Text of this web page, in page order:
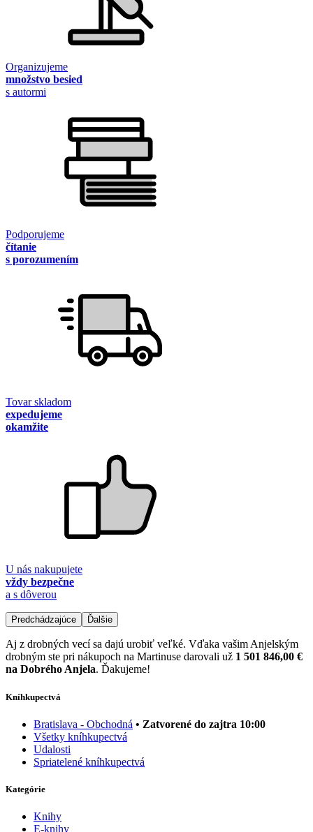
Organizujeme
množstvo besied
s autormi
Podporujeme
čítanie
s porozumením
Tovar skladom
expedujeme
okamžite
U nás nakupujete
vždy bezpečne
a s dôverou
Predchádzajúce Ďalšie
Aj z drobných vecí sa dajú urobiť veľké. Vďaka vašim Anjelským
drobným ste pri nákupoch na Martinuse darovali už 1 501 846,00 €
na Dobrého Anjela. Ďakujeme!
Kníhkupectvá
Bratislava - Obchodná • Zatvorené do zajtra 10:00
Všetky kníhkupectvá
Udalosti
Spriatelené kníhkupectvá
Kategórie
Knihy
E-knihy